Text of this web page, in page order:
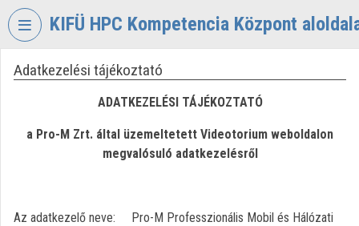
Fejléc kihagyása
KIFÜ HPC Kompetencia Központ
VIDEOTORIUM
HPC
Adatkezelési tájékoztató
ADATKEZELÉSI TÁJÉKOZTATÓ
a Pro-M Zrt. által üzemeltetett Videotorium weboldalon
megvalósuló adatkezelésről
Az adatkezelő neve: Pro-M Professzionális Mobil és Hálózati